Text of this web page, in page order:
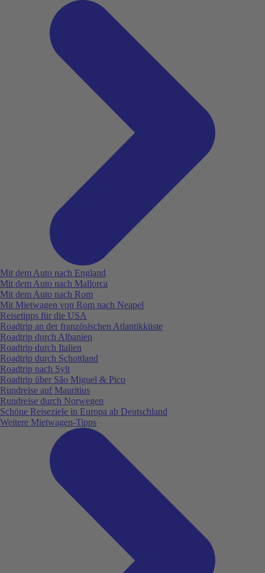
Mit dem Auto nach England
Mit dem Auto nach Mallorca
Mit dem Auto nach Rom
Mit Mietwagen von Rom nach Neapel
Reisetipps für die USA
Roadtrip an der französischen Atlantikküste
Roadtrip durch Albanien
Roadtrip durch Italien
Roadtrip durch Schottland
Roadtrip nach Sylt
Roadtrip über São Miguel & Pico
Rundreise auf Mauritius
Rundreise durch Norwegen
Schöne Reiseziele in Europa ab Deutschland
Weitere Mietwagen-Tipps